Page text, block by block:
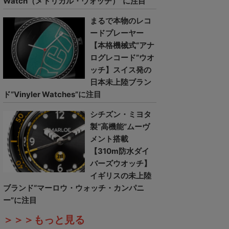
まるで本物のレコ
ードプレーヤー
【本格機械式“アナ
ログレコード”ウオ
ッチ】スイス発の
日本未上陸ブラン
ド“Vinyler Watches”に注目
シチズン・ミヨタ
製“高機能”ムーヴ
メント搭載
【310m防水ダイ
バーズウオッチ】
イギリスの未上陸
ブランド“マーロウ・ウォッチ・カンパニ
ー”に注目
＞＞＞もっと見る